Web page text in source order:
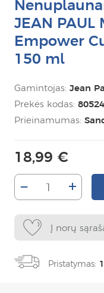
JEAN PAUL
Empower
150 ml
Gamintojas: Jean
Prekės kodas:
Prieinamumas:
18,99 €
– +
Į norų
Pristatymas: